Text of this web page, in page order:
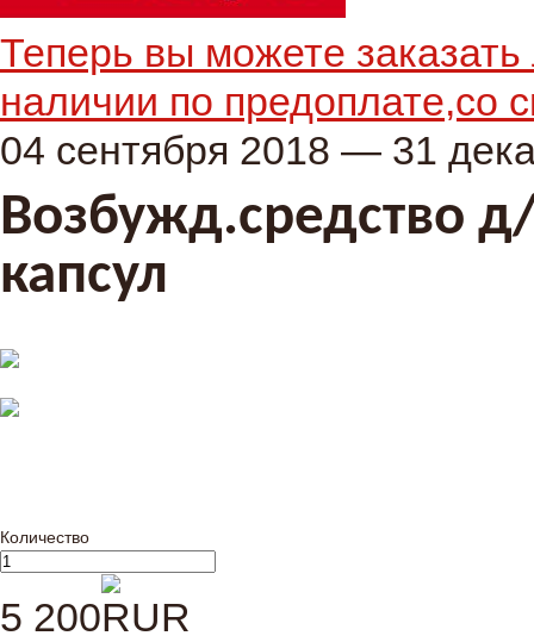
Теперь вы можете
наличии по предоплате,со
04 сентября 2018 — 31
Возбужд.средство
капсул
Количество
5 200